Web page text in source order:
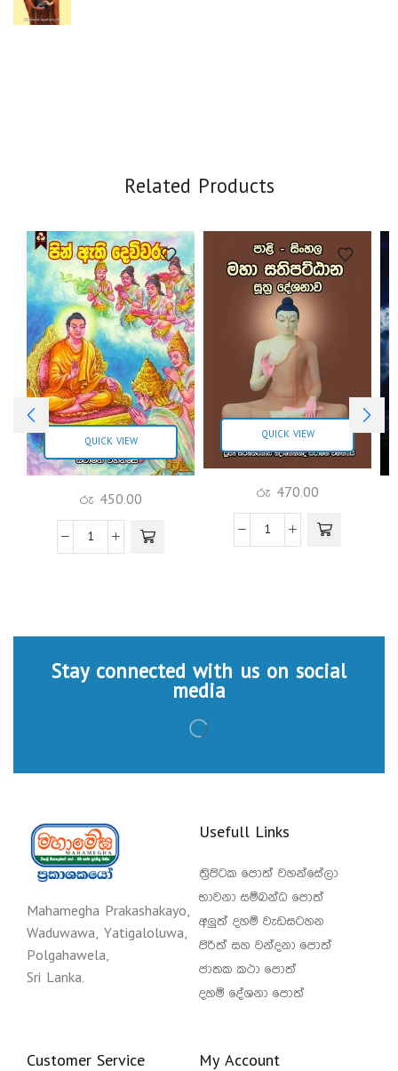
Related Products
QUICK VIEW
රු 450.00
QUICK VIEW
රු 470.00
Stay connected with us on social
media
Mahamegha Prakashakayo,
Waduwawa, Yatigaloluwa,
Polgahawela,
Sri Lanka.
Usefull Links
ත්‍රිපිටක පොත් වහන්සේලා
භාවනා සම්බන්ධ පොත්
අලුත් දහම් වැඩසටහන
පිරිත් සහ වන්දනා පොත්
ජාතක කථා පොත්
දහම් දේශනා පොත්
Customer Service My Account